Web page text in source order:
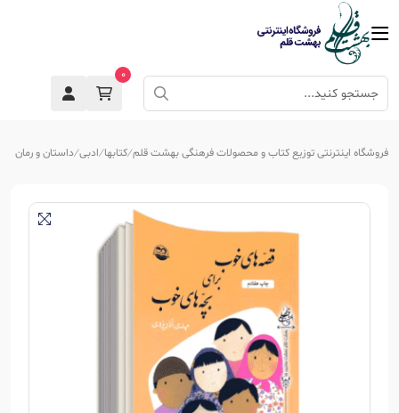
0
فروشگاه اینترنتی توزیع کتاب و محصولات فرهنگی بهشت قلم کتابها ادبی داستان و رمان